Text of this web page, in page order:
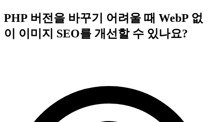
PHP 버전을 바꾸기 어려울 때 WebP 없
이 이미지 SEO를 개선할 수 있나요?